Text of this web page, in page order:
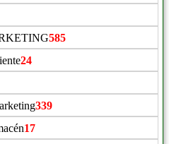
585
24
339
17